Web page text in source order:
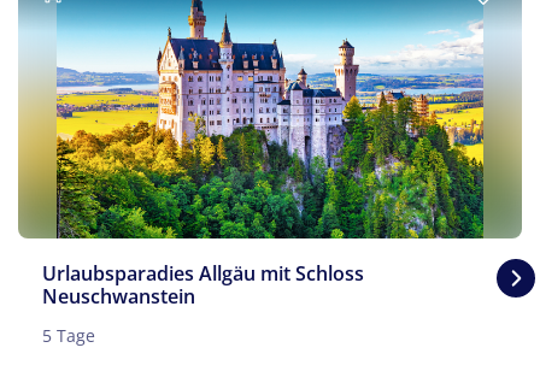
Urlaubsparadies Allgäu mit Schloss
Neuschwanstein
5 Tage